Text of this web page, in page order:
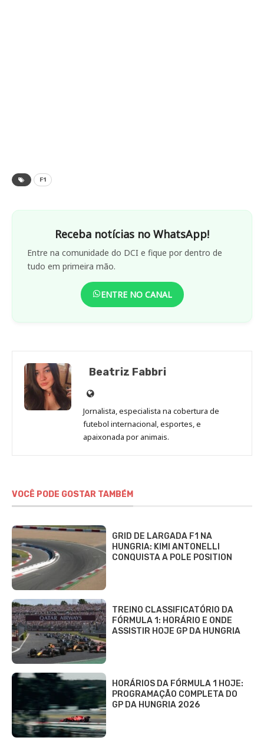
F1
Receba notícias no WhatsApp!
Entre na comunidade do DCI e fique por dentro de
tudo em primeira mão.
ENTRE NO CANAL
Beatriz Fabbri
Site
de
Beatriz
Fabbri
Jornalista, especialista na cobertura de
futebol internacional, esportes, e
apaixonada por animais.
VOCÊ PODE GOSTAR TAMBÉM
GRID DE LARGADA F1 NA
HUNGRIA: KIMI ANTONELLI
CONQUISTA A POLE POSITION
TREINO CLASSIFICATÓRIO DA
FÓRMULA 1: HORÁRIO E ONDE
ASSISTIR HOJE GP DA HUNGRIA
HORÁRIOS DA FÓRMULA 1 HOJE:
PROGRAMAÇÃO COMPLETA DO
GP DA HUNGRIA 2026